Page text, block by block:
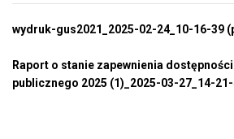
wydruk-gus2021_2025-02-24_10-16-39
Raport o stanie zapewnienia
publicznego 2025 (1)_2025-03-27_14-